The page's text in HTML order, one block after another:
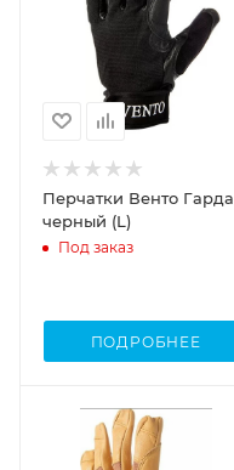
Перчатки Венто Гарда
черный (L)
Под заказ
ПОДРОБНЕЕ